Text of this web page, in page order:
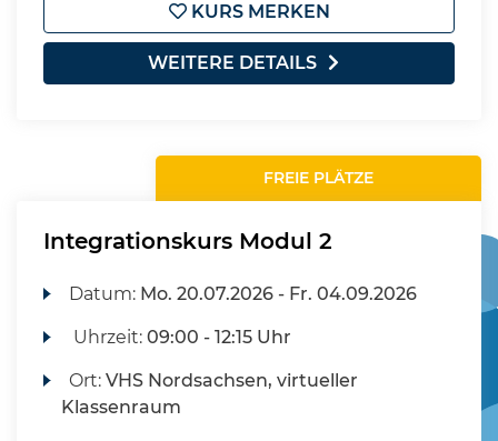
KURS MERKEN
WEITERE DETAILS
FREIE PLÄTZE
Integrationskurs Modul 2
Datum: Mo. 20.07.2026 - Fr. 04.09.2026
Uhrzeit:09:00 - 12:15 Uhr
Ort:VHS Nordsachsen, virtueller
Klassenraum